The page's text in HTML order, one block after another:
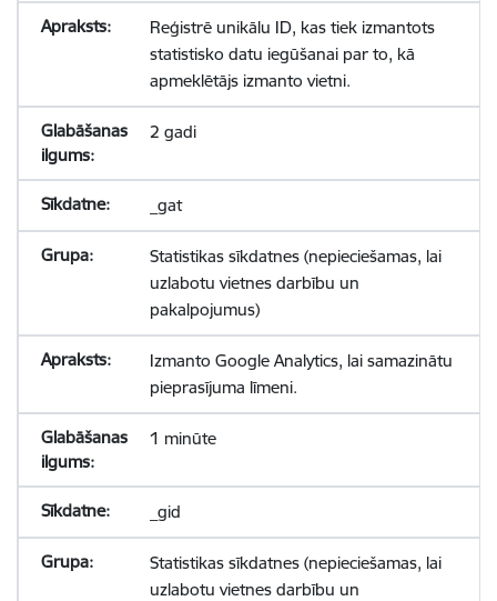
Reģistrē unikālu ID, kas tiek izmantots
statistisko datu iegūšanai par to, kā
apmeklētājs izmanto vietni.
2 gadi
_gat
Statistikas sīkdatnes (nepieciešamas, lai
uzlabotu vietnes darbību un
pakalpojumus)
Izmanto Google Analytics, lai samazinātu
pieprasījuma līmeni.
1 minūte
_gid
Statistikas sīkdatnes (nepieciešamas, lai
uzlabotu vietnes darbību un